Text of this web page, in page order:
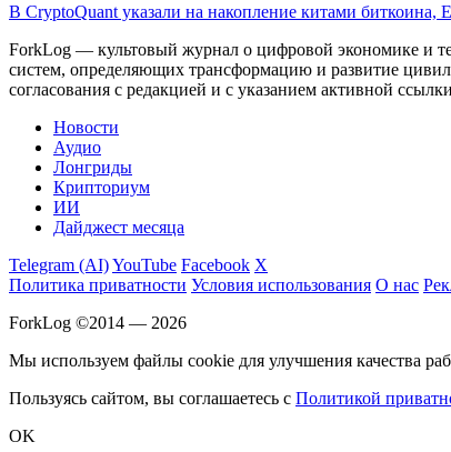
В CryptoQuant указали на накопление китами биткоина,
ForkLog — культовый журнал о цифровой экономике и
систем, определяющих трансформацию и развитие
согласования с редакцией и с указанием активной
Новости
Аудио
Лонгриды
Крипториум
ИИ
Дайджест месяца
Telegram (AI)YouTube Facebook X
Политика приватности Условия использования О нас
ForkLog ©2014 — 2026
Мы используем файлы cookie для улучшения качества
Пользуясь сайтом, вы соглашаетесь с Политикой
OK